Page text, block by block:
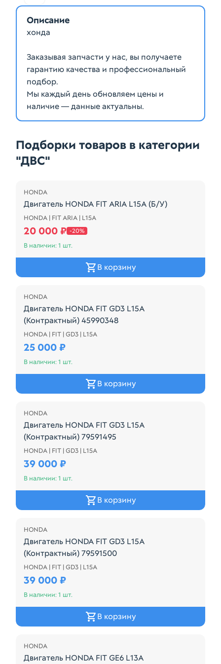
Описание
хонда
Заказывая запчасти у нас, вы получаете
гарантию качества и профессиональный
подбор.
Мы каждый день обновляем цены и
наличие — данные актуальны.
Подборки товаров в категории
"ДВС"
HONDA
Двигатель HONDA FIT ARIA L15A (Б/У)
8 свечей
HONDA | FIT ARIA | L15A
20 000 ₽ -20%
В наличии: 1 шт.
В корзину
HONDA
Двигатель HONDA FIT GD3 L15A
(Контрактный) 45990348
Цена за голый двигатель! 4х катушечный
HONDA | FIT | GD3 | L15A
25 000 ₽
В наличии: 1 шт.
В корзину
HONDA
Двигатель HONDA FIT GD3 L15A
(Контрактный) 79591495
4 свечи Без пробега по РФ. 120253 КМ
HONDA | FIT | GD3 | L15A
39 000 ₽
В наличии: 1 шт.
В корзину
HONDA
Двигатель HONDA FIT GD3 L15A
(Контрактный) 79591500
4 свечи Без пробега по РФ. 100006 КМ
HONDA | FIT | GD3 | L15A
39 000 ₽
В наличии: 1 шт.
В корзину
HONDA
Двигатель HONDA FIT GE6 L13A